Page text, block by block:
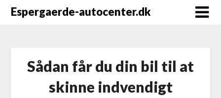
Espergaerde-autocenter.dk
Sådan får du din bil til at
skinne indvendigt